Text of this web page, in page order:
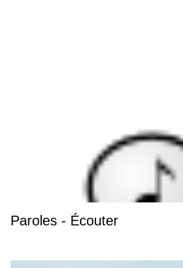
Paroles - Écouter